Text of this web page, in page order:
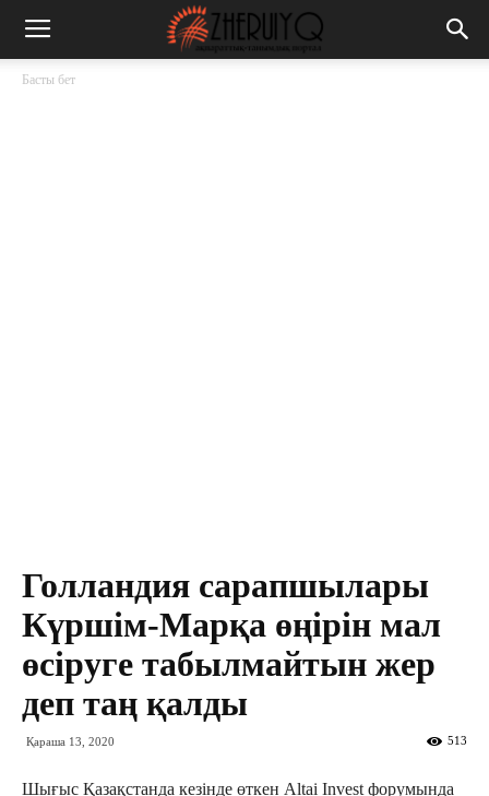
Басты бет
Голландия сарапшылары
Күршім-Марқа өңірін мал
өсіруге табылмайтын жер
деп таң қалды
Қараша 13, 2020 513
Шығыс Қазақстанда кезінде өткен Altai Invest форумында